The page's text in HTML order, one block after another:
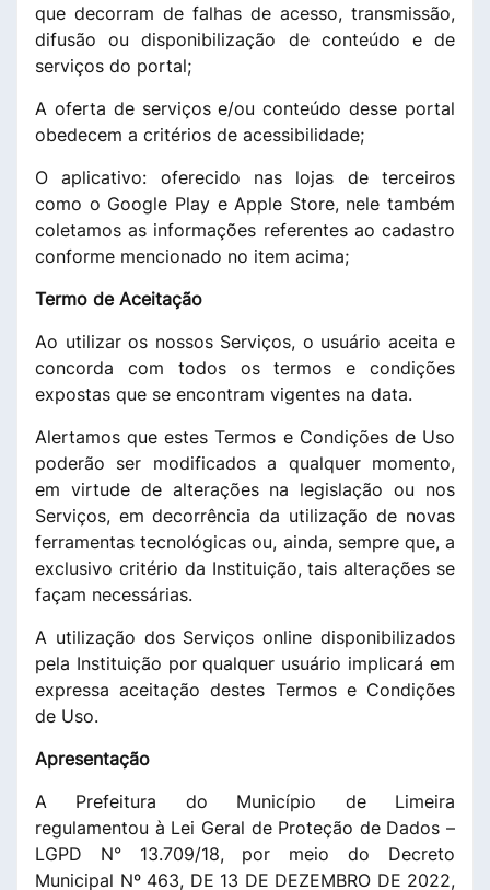
que decorram de falhas de acesso, transmissão,
difusão ou disponibilização de conteúdo e de
serviços do portal;
A oferta de serviços e/ou conteúdo desse portal
obedecem a critérios de acessibilidade;
O aplicativo: oferecido nas lojas de terceiros
como o Google Play e Apple Store, nele também
coletamos as informações referentes ao cadastro
conforme mencionado no item acima;
Termo de Aceitação
Ao utilizar os nossos Serviços, o usuário aceita e
concorda com todos os termos e condições
expostas que se encontram vigentes na data.
Alertamos que estes Termos e Condições de Uso
poderão ser modificados a qualquer momento,
em virtude de alterações na legislação ou nos
Serviços, em decorrência da utilização de novas
ferramentas tecnológicas ou, ainda, sempre que, a
exclusivo critério da Instituição, tais alterações se
façam necessárias.
A utilização dos Serviços online disponibilizados
pela Instituição por qualquer usuário implicará em
expressa aceitação destes Termos e Condições
de Uso.
Apresentação
A Prefeitura do Município de Limeira
regulamentou à Lei Geral de Proteção de Dados –
LGPD N° 13.709/18, por meio do Decreto
Municipal Nº 463, DE 13 DE DEZEMBRO DE 2022,